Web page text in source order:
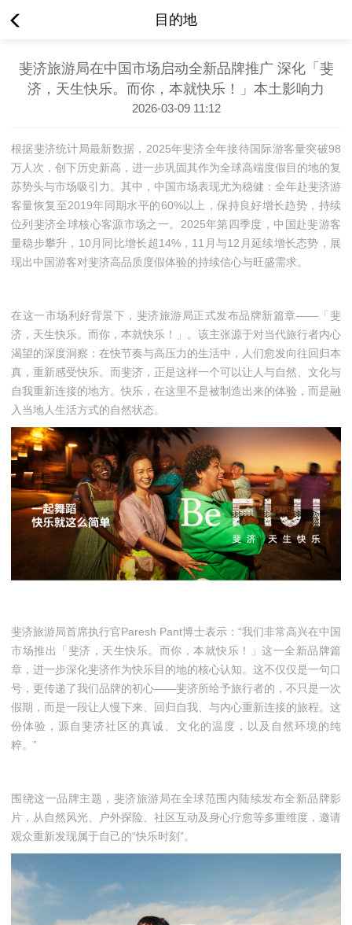
目的地
斐济旅游局在中国市场启动全新品牌推广 深化「斐
济，天生快乐。而你，本就快乐！」本土影响力
2026-03-09 11:12
根据斐济统计局最新数据，2025年斐济全年接待国际游客量突破98
万人次，创下历史新高，进一步巩固其作为全球高端度假目的地的复
苏势头与市场吸引力。其中，中国市场表现尤为稳健：全年赴斐济游
客量恢复至2019年同期水平的60%以上，保持良好增长趋势，持续
位列斐济全球核心客源市场之一。2025年第四季度，中国赴斐游客
量稳步攀升，10月同比增长超14%，11月与12月延续增长态势，展
现出中国游客对斐济高品质度假体验的持续信心与旺盛需求。
在这一市场利好背景下，斐济旅游局正式发布品牌新篇章——「斐
济，天生快乐。而你，本就快乐！」。该主张源于对当代旅行者内心
渴望的深度洞察：在快节奏与高压力的生活中，人们愈发向往回归本
真，重新感受快乐。而斐济，正是这样一个可以让人与自然、文化与
自我重新连接的地方。快乐，在这里不是被制造出来的体验，而是融
入当地人生活方式的自然状态。
斐济旅游局首席执行官Paresh Pant博士表示：“我们非常高兴在中国
市场推出「斐济，天生快乐。而你，本就快乐！」这一全新品牌篇
章，进一步深化斐济作为快乐目的地的核心认知。这不仅仅是一句口
号，更传递了我们品牌的初心——斐济所给予旅行者的，不只是一次
假期，而是一段让人慢下来、回归自我、与内心重新连接的旅程。这
份体验，源自斐济社区的真诚、文化的温度，以及自然环境的纯
粹。”
围绕这一品牌主题，斐济旅游局在全球范围内陆续发布全新品牌影
片，从自然风光、户外探险、社区互动及身心疗愈等多重维度，邀请
观众重新发现属于自己的“快乐时刻”。